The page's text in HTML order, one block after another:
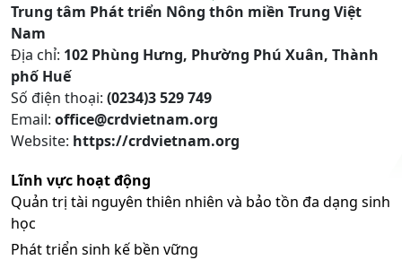
Trung tâm Phát triển Nông thôn miền Trung Việt
Nam
Địa chỉ: 102 Phùng Hưng, Phường Phú Xuân, Thành
phố Huế
Số điện thoại: (0234)3 529 749
Email: office@crdvietnam.org
Website: https://crdvietnam.org
Lĩnh vực hoạt động
Quản trị tài nguyên thiên nhiên và bảo tồn đa dạng sinh
học
Phát triển sinh kế bền vững